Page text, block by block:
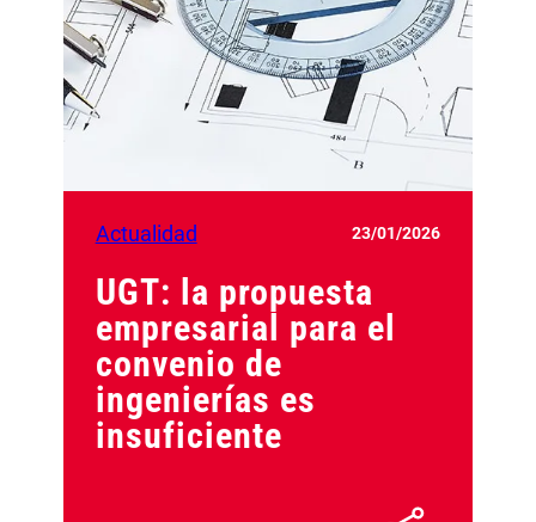
Actualidad 23/01/2026
UGT: la propuesta
empresarial para el
convenio de
ingenierías es
insuficiente